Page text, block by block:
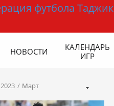
НОВОСТИ
КАЛЕНДАРЬ
ИГР
2023 Март